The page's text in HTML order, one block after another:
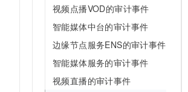
视频点播VOD的审计事件
智能媒体中台的审计事件
边缘节点服务ENS的审计事件
智能媒体服务的审计事件
视频直播的审计事件
域名与网站
终端用户计算
Serverless
开发工具